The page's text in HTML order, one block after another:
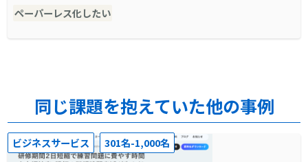
ペーパーレス化したい
同じ課題を抱えていた他の事例
ビジネスサービス 301名-1,000名